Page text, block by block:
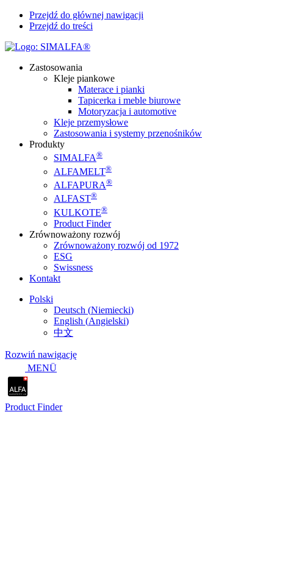
Przejdź do głównej nawigacji
Przejdź do treści
Zastosowania
Kleje piankowe
Materace i pianki
Tapicerka i meble biurowe
Motoryzacja i automotive
Kleje przemysłowe
Zastosowania i systemy przenośników
Produkty
SIMALFA®
ALFAMELT®
ALFAPURA®
ALFAST®
KULKOTE®
Product Finder
Zrównoważony rozwój
Zrównoważony rozwój od 1972
ESG
Swissness
Kontakt
Polski
Deutsch (Niemiecki)
English (Angielski)
中文
Rozwiń nawigację
MENÜ
Product Finder